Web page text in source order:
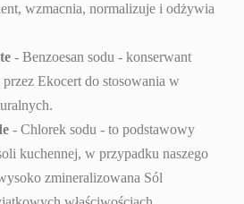
wzmacnia, normalizuje i odżywia
- Benzoesan sodu - konserwant
Ekocert do stosowania w
- Chlorek sodu - to podstawowy
kuchennej, w przypadku naszego
zmineralizowana Sól